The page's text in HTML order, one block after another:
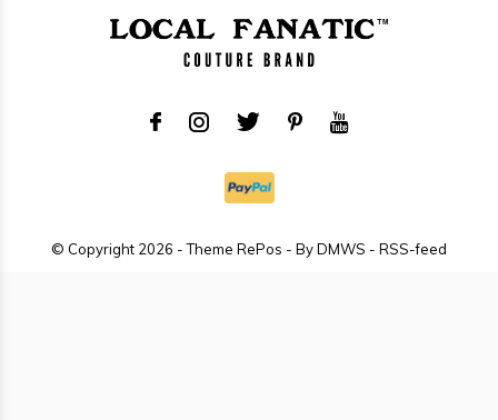
© Copyright 2026 - Theme RePos - ByDMWS - RSS-feed